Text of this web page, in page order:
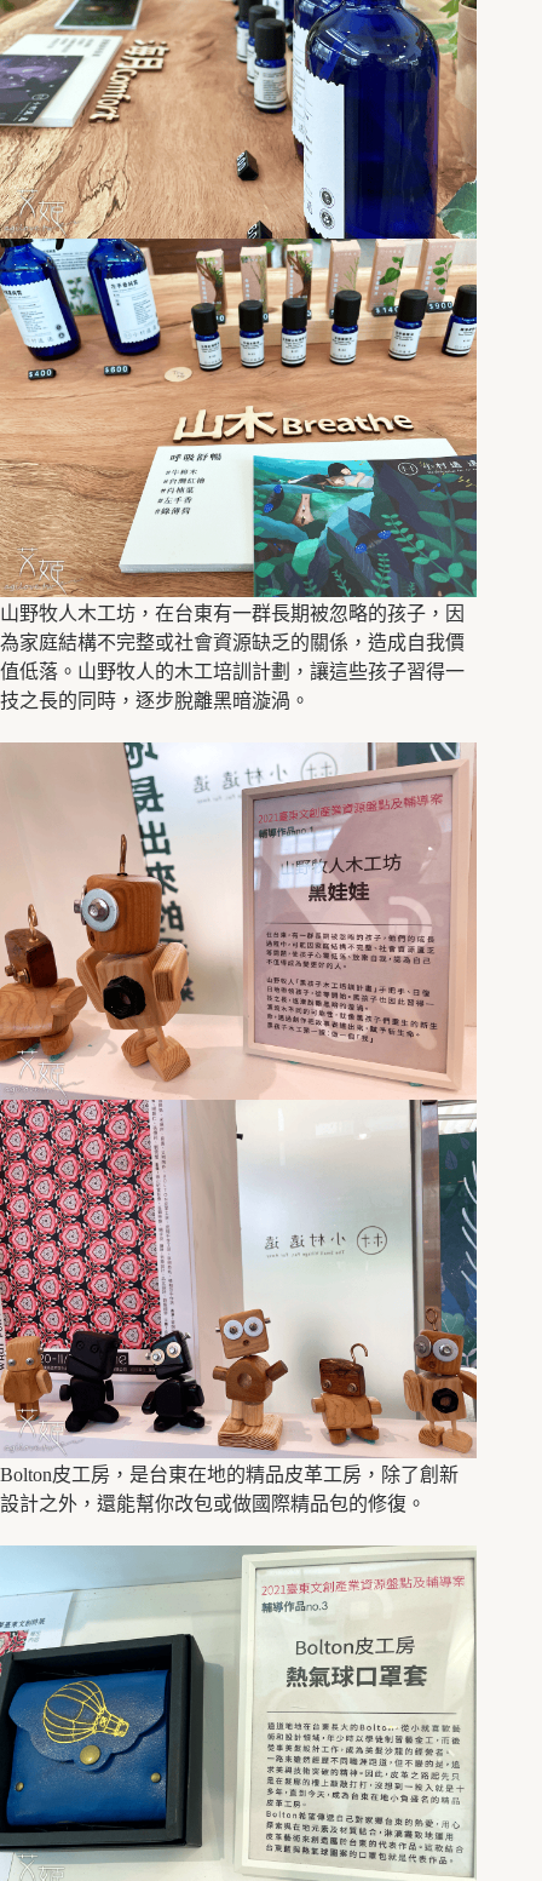
山野牧人木工坊，在台東有一群長期被忽略的孩子，因
為家庭結構不完整或社會資源缺乏的關係，造成自我價
值低落。山野牧人的木工培訓計劃，讓這些孩子習得一
技之長的同時，逐步脫離黑暗漩渦。
Bolton皮工房，是台東在地的精品皮革工房，除了創新
設計之外，還能幫你改包或做國際精品包的修復。